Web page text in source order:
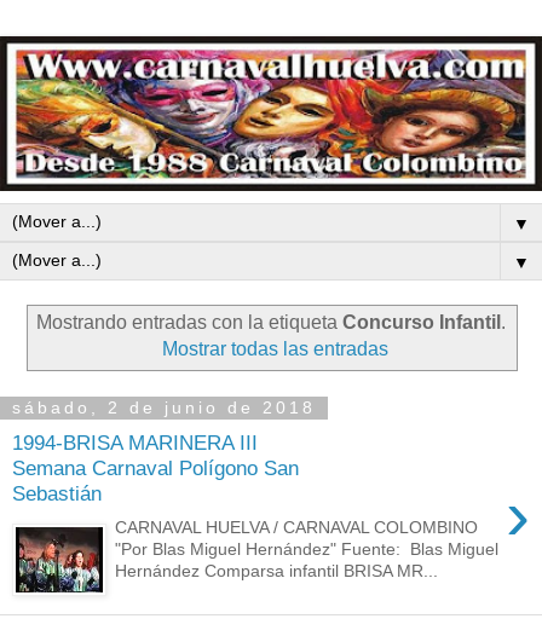
▼
▼
Mostrando entradas con la etiqueta Concurso Infantil .
Mostrar todas las entradas
sábado, 2 de junio de 2018
1994-BRISA MARINERA III
Semana Carnaval Polígono San
Sebastián
›
CARNAVAL HUELVA / CARNAVAL COLOMBINO
"Por Blas Miguel Hernández" Fuente: Blas Miguel
Hernández Comparsa infantil BRISA MR...